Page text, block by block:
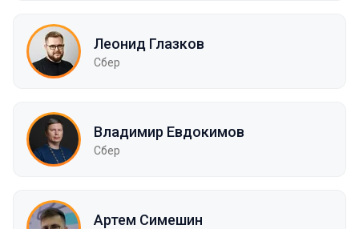
Леонид Глазков
Сбер
Владимир Евдокимов
Сбер
Артем Симешин